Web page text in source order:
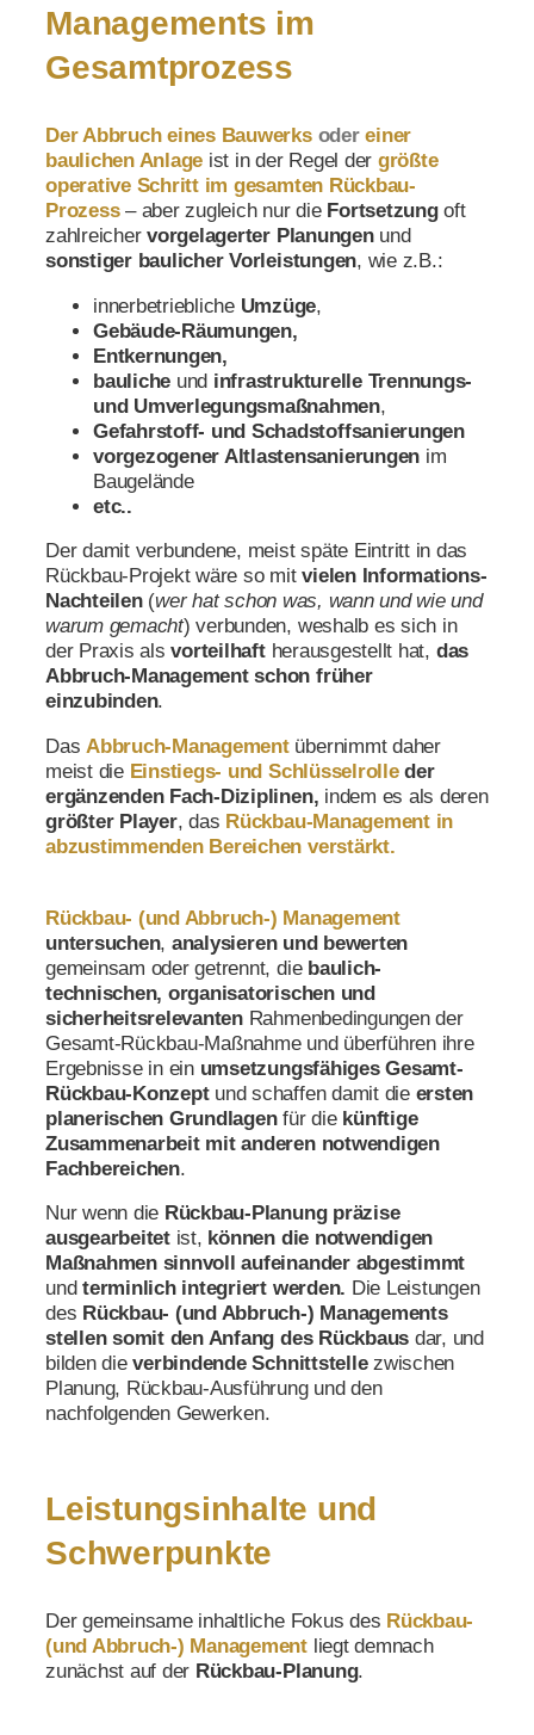
Managements im
Gesamtprozess
Der Abbruch eines Bauwerks oder einer
baulichen Anlage ist in der Regel der größte
operative Schritt im gesamten Rückbau-
Prozess– aber zugleich nur die Fortsetzungoft
zahlreichervorgelagerter Planungenund
sonstiger baulicher Vorleistungen, wie z.B.:
innerbetriebliche Umzüge,
Gebäude-Räumungen,
Entkernungen,
bauliche und infrastrukturelle Trennungs-
und Umverlegungsmaßnahmen,
Gefahrstoff- und Schadstoffsanierungen
vorgezogener Altlastensanierungen im
Baugelände
etc..
Der damit verbundene, meist späte Eintritt in das
Rückbau-Projekt wäre so mitvielen Informations-
Nachteilen(wer hat schon was, wann und wie und
warum gemacht) verbunden, weshalb es sich in
der Praxis alsvorteilhaftherausgestellt hat, das
Abbruch-Management schon früher
einzubinden.
DasAbbruch-Managementübernimmt daher
meist die Einstiegs- und Schlüsselrolle der
ergänzenden Fach-Diziplinen, indem es als deren
größter Player, das Rückbau-Management in
abzustimmenden Bereichen verstärkt.
Rückbau- (und Abbruch-) Management
untersuchen, analysieren und bewerten
gemeinsam oder getrennt, die baulich-
technischen, organisatorischen und
sicherheitsrelevanten Rahmenbedingungen der
Gesamt-Rückbau-Maßnahme und überführen ihre
Ergebnisse in ein umsetzungsfähiges Gesamt-
Rückbau-Konzeptund schaffen damit die ersten
planerischen Grundlagenfür die künftige
Zusammenarbeit mit anderen notwendigen
Fachbereichen.
Nur wenn die Rückbau-Planung präzise
ausgearbeitetist, können die notwendigen
Maßnahmen sinnvoll aufeinander abgestimmt
undterminlich integriert werden. Die Leistungen
des Rückbau- (und Abbruch-) Managements
stellen somit den Anfang des Rückbaus dar, und
bilden dieverbindende Schnittstellezwischen
Planung, Rückbau-Ausführung und den
nachfolgenden Gewerken.
Leistungsinhalte und
Schwerpunkte
Der gemeinsame inhaltliche Fokus des Rückbau-
(und Abbruch-) Management liegt demnach
zunächst auf der Rückbau-Planung.